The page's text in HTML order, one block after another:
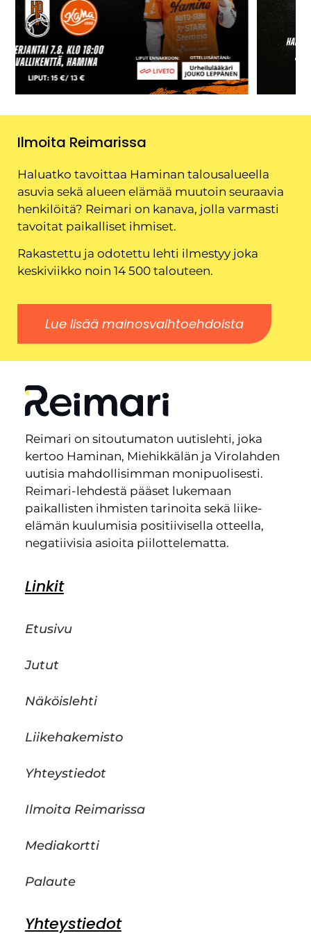
Ilmoita Reimarissa
Haluatko tavoittaa Haminan talousalueella
asuvia sekä alueen elämää muutoin seuraavia
henkilöitä? Reimari on kanava, jolla varmasti
tavoitat paikalliset ihmiset.
Rakastettu ja odotettu lehti ilmestyy joka
keskiviikko noin 14 500 talouteen.
Lue lisää mainosvaihtoehdoista
Reimari on sitoutumaton uutislehti, joka
kertoo Haminan, Miehikkälän ja Virolahden
uutisia mahdollisimman monipuolisesti.
Reimari-lehdestä pääset lukemaan
paikallisten ihmisten tarinoita sekä liike-
elämän kuulumisia positiivisella otteella,
negatiivisia asioita piilottelematta.
Linkit
Etusivu
Jutut
Näköislehti
Liikehakemisto
Yhteystiedot
Ilmoita Reimarissa
Mediakortti
Palaute
Yhteystiedot